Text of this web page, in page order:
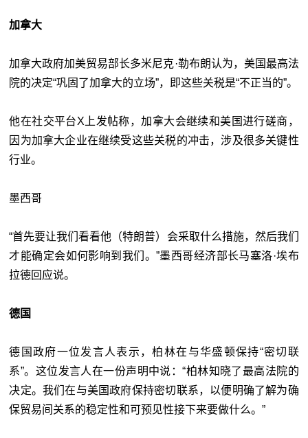
加拿大
加拿大政府加美贸易部长多米尼克·勒布朗认为，美国最高法
院的决定“巩固了加拿大的立场”，即这些关税是“不正当的”。
他在社交平台X上发帖称，加拿大会继续和美国进行磋商，
因为加拿大企业在继续受这些关税的冲击，涉及很多关键性
行业。
墨西哥
“首先要让我们看看他（特朗普）会采取什么措施，然后我们
才能确定会如何影响到我们。”墨西哥经济部长马塞洛·埃布
拉德回应说。
德国
德国政府一位发言人表示，柏林在与华盛顿保持“密切联
系”。这位发言人在一份声明中说：“柏林知晓了最高法院的
决定。我们在与美国政府保持密切联系，以便明确了解为确
保贸易间关系的稳定性和可预见性接下来要做什么。”